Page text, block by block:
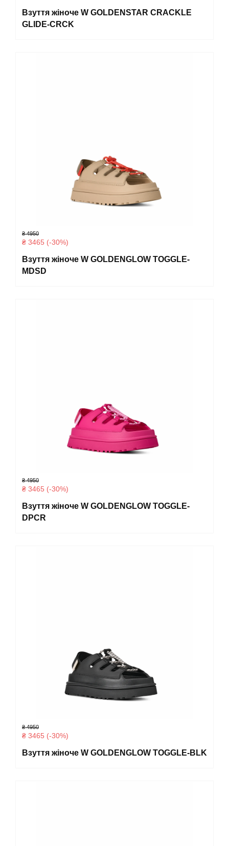
Взуття жіноче W GOLDENSTAR CRACKLE
GLIDE-CRCK
₴ 4950
₴ 3465 (-30%)
Взуття жіноче W GOLDENGLOW TOGGLE-
MDSD
₴ 4950
₴ 3465 (-30%)
Взуття жіноче W GOLDENGLOW TOGGLE-
DPCR
₴ 4950
₴ 3465 (-30%)
Взуття жіноче W GOLDENGLOW TOGGLE-BLK